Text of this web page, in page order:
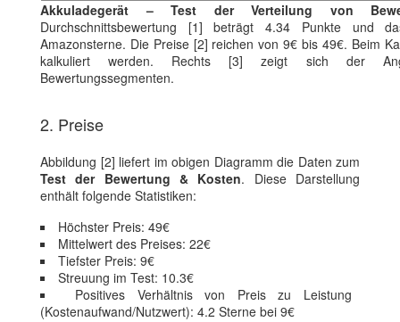
Akkuladegerät – Test der Verteilung von
Durchschnittsbewertung [1] beträgt 4.34 Punkte und
Amazonsterne. Die Preise [2] reichen von 9€ bis 49€. Beim
kalkuliert werden. Rechts [3] zeigt sich der
Bewertungssegmenten.
2. Preise
Abbildung [2] liefert im obigen Diagramm die Daten zum
Test der Bewertung & Kosten. Diese Darstellung
enthält folgende Statistiken:
Höchster Preis: 49€
Mittelwert des Preises: 22€
Tiefster Preis: 9€
Streuung im Test: 10.3€
Positives Verhältnis von Preis zu Leistung
(Kostenaufwand/Nutzwert): 4.2 Sterne bei 9€